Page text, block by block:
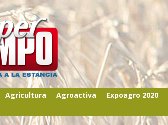
Agricultura Agroactiva Expoagro 2020